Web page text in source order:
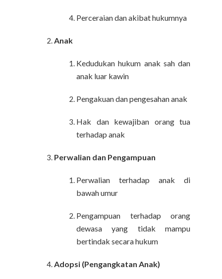
Perceraian dan akibat hukumnya
Anak
Kedudukan hukum anak sah dan
anak luar kawin
Pengakuan dan pengesahan anak
Hak dan kewajiban orang tua
terhadap anak
Perwalian dan Pengampuan
Perwalian terhadap anak di
bawah umur
Pengampuan terhadap orang
dewasa yang tidak mampu
bertindak secara hukum
Adopsi (Pengangkatan Anak)